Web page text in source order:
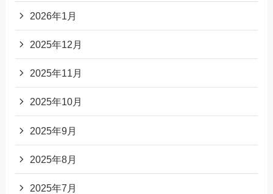
2026年1月
2025年12月
2025年11月
2025年10月
2025年9月
2025年8月
2025年7月